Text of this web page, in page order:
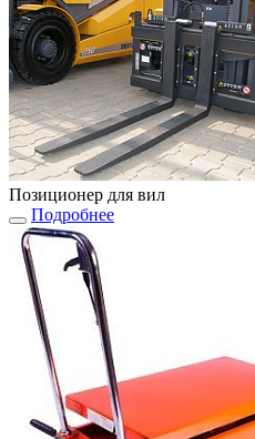
Позиционер для вил
Подробнее